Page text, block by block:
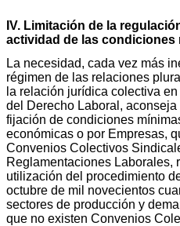
IV. Limitación de la
actividad de las condiciones
La necesidad, cada vez más
régimen de las relaciones
la relación jurídica colectiva
del Derecho Laboral,
fijación de condiciones
económicas o por Empresas,
Convenios Colectivos
Reglamentaciones Laborales,
utilización del procedimiento
octubre de mil novecientos
sectores de producción y
que no existen Convenios